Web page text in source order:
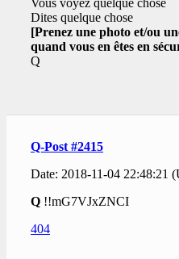
Dites quelque chose
[Prenez une photo et/ou
quand vous en êtes en
Q
Q-Post #2415
Date: 2018-11-04 22:48:21
Q !!mG7VJxZNCI
404